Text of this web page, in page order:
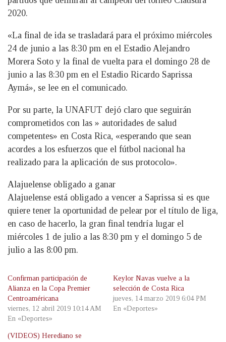
2020.
«La final de ida se trasladará para el próximo miércoles
24 de junio a las 8:30 pm en el Estadio Alejandro
Morera Soto y la final de vuelta para el domingo 28 de
junio a las 8:30 pm en el Estadio Ricardo Saprissa
Aymá», se lee en el comunicado.
Por su parte, la UNAFUT dejó claro que seguirán
comprometidos con las » autoridades de salud
competentes» en Costa Rica, «esperando que sean
acordes a los esfuerzos que el fútbol nacional ha
realizado para la aplicación de sus protocolo».
Alajuelense obligado a ganar
Alajuelense está obligado a vencer a Saprissa si es que
quiere tener la oportunidad de pelear por el título de liga,
en caso de hacerlo, la gran final tendría lugar el
miércoles 1 de julio a las 8:30 pm y el domingo 5 de
julio a las 8:00 pm.
Confirman participación de
Alianza en la Copa Premier
Centroaméricana
viernes, 12 abril 2019 10:14 AM
En «Deportes»
Keylor Navas vuelve a la
selección de Costa Rica
jueves, 14 marzo 2019 6:04 PM
En «Deportes»
(VIDEOS) Herediano se